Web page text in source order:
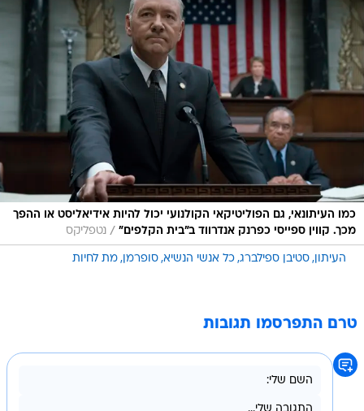
כמו העיתונאי, גם הפוליטיקאי הקולנועי יכול להיות אידיאליסט או ההפך
מכך. קווין ספייסי כפרנק אנדרווד ב"בית הקלפים" / נטפליקס
העיתון סטיבן ספילברג כל אנשי הנשיא סופרמן מת לחיות
טרם התפרסמו תגובות